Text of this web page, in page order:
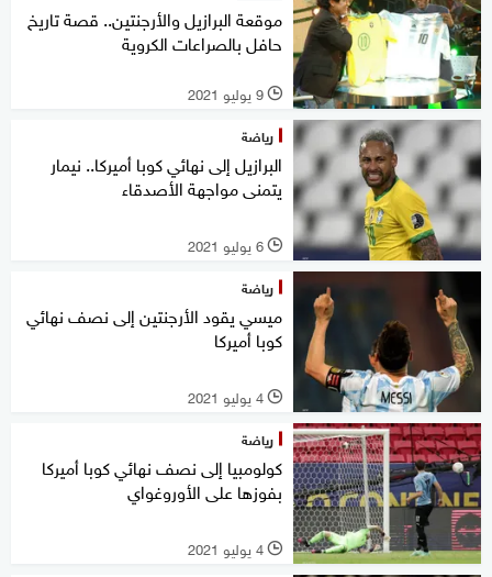
موقعة البرازيل والأرجنتين.. قصة تاريخ
حافل بالصراعات الكروية
l 9 يوليو 2021
رياضة
البرازيل إلى نهائي كوبا أميركا.. نيمار
يتمنى مواجهة الأصدقاء
l 6 يوليو 2021
رياضة
ميسي يقود الأرجنتين إلى نصف نهائي
كوبا أميركا
l 4 يوليو 2021
رياضة
كولومبيا إلى نصف نهائي كوبا أميركا
بفوزها على الأوروغواي
l 4 يوليو 2021